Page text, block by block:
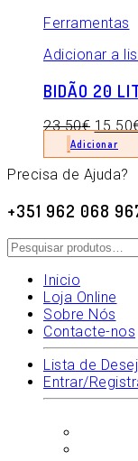
Ferramentas
Adicionar a
BIDÃO 20
23.50€ 15.50
Adicionar
Precisa de Ajuda?
+351 962 068
Pesquisar
por:
Inicio
Loja Online
Sobre Nós
Contacte-nos
Lista de
Entrar/